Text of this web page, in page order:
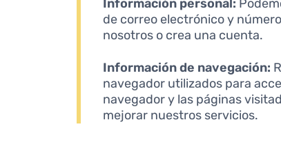
Información personal:
de correo electrónico y
nosotros o crea una cuenta.
Información de navegación:
navegador utilizados para
navegador y las páginas
mejorar nuestros servicios.